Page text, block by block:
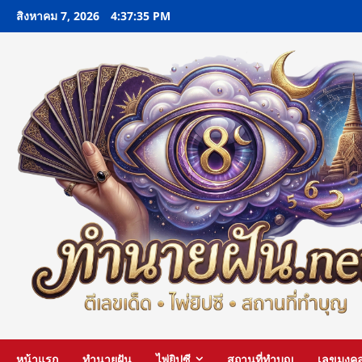
Skipสิงหาคม 7, 2026 4:37:37 PM